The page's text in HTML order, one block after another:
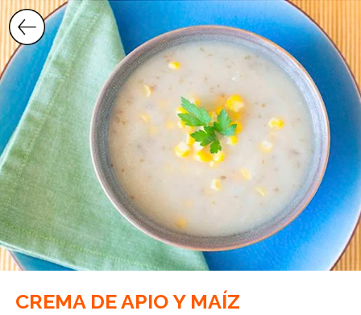
Saltar
al
contenido
CREMA DE APIO Y MAÍZ